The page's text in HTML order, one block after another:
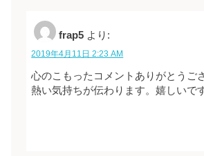
frap5 より:
2019年4月11日 2:23 AM
心のこもったコメントありがとうご
熱い気持ちが伝わります。嬉しいで